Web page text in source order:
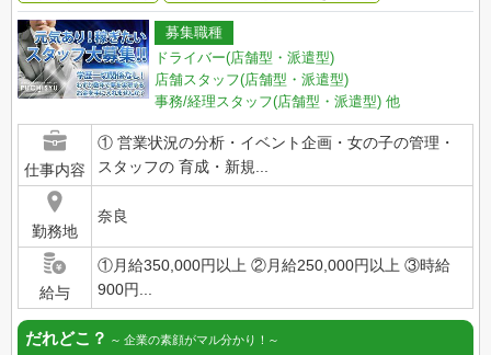
募集職種
ドライバー(店舗型・派遣型)
店舗スタッフ(店舗型・派遣型)
事務/経理スタッフ(店舗型・派遣型) 他
仕事内容
① 営業状況の分析・イベント企画・女の子の管理・
スタッフの 育成・新規...
勤務地
奈良
給与
①月給350,000円以上 ②月給250,000円以上 ③時給
900円...
だれどこ？ 企業の素顔がマル分かり！